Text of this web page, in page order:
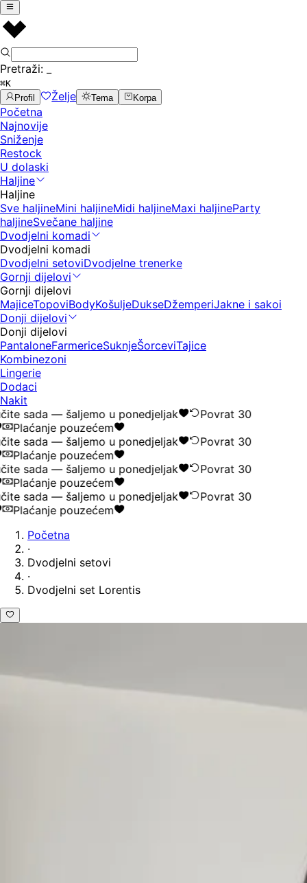
Pretraži:
⌘K
Profil
Želje Tema Korpa
Početna
Najnovije
Sniženje
Restock
U dolaski
Haljine
Haljine
Sve haljineMini haljineMidi haljineMaxi haljineParty
haljineSvečane haljine
Dvodjelni komadi
Dvodjelni komadi
Dvodjelni setoviDvodjelne trenerke
Gornji dijelovi
Gornji dijelovi
MajiceTopoviBodyKošuljeDukseDžemperiJakne i sakoi
Donji dijelovi
Donji dijelovi
PantaloneFarmericeSuknjeŠorceviTajice
Kombinezoni
Lingerie
Dodaci
Nakit
sada — šaljemo u ponedjeljak
Povrat 30
Plaćanje pouzećem
sada — šaljemo u ponedjeljak
Povrat 30
Plaćanje pouzećem
sada — šaljemo u ponedjeljak
Povrat 30
Plaćanje pouzećem
sada — šaljemo u ponedjeljak
Povrat 30
Plaćanje pouzećem
Početna
·
Dvodjelni setovi
·
Dvodjelni set Lorentis